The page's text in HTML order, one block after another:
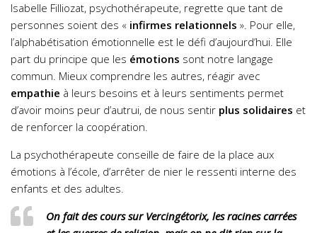
Isabelle Filliozat, psychothérapeute, regrette que tant de
personnes soient des « infirmes relationnels ». Pour elle,
l’alphabétisation émotionnelle est le défi d’aujourd’hui. Elle
part du principe que les émotions sont notre langage
commun. Mieux comprendre les autres, réagir avec
empathie à leurs besoins et à leurs sentiments permet
d’avoir moins peur d’autrui, de nous sentir plus solidaires et
de renforcer la coopération.
La psychothérapeute conseille de faire de la place aux
émotions à l’école, d’arrêter de nier le ressenti interne des
enfants et des adultes.
On fait des cours sur Vercingétorix, les racines carrées